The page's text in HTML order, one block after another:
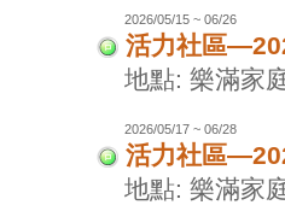
2026/05/15 ~ 06/26
活力社區
地點: 樂滿家
2026/05/17 ~ 06/28
活力社區
地點: 樂滿家